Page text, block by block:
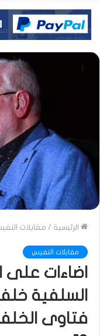
الرئيسية / مقابلات
مقابلات النفيس
اضاءات على
السلفية
فتاوى